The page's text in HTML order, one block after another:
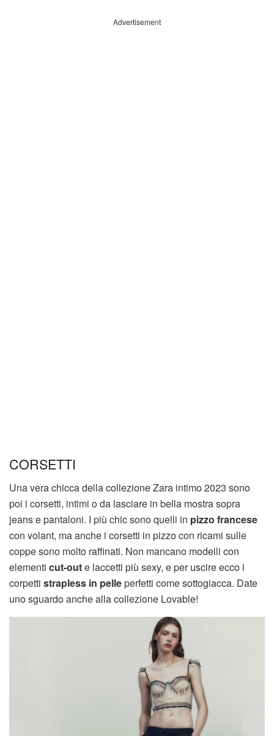
Advertisement
CORSETTI
Una vera chicca della collezione Zara intimo 2023 sono
poi i corsetti, intimi o da lasciare in bella mostra sopra
jeans e pantaloni. I più chic sono quelli in pizzo francese
con volant, ma anche i corsetti in pizzo con ricami sulle
coppe sono molto raffinati. Non mancano modelli con
elementi cut-oute laccetti più sexy, e per uscire ecco i
corpetti strapless in pelleperfetti come sottogiacca. Date
uno sguardo anche alla collezione Lovable!